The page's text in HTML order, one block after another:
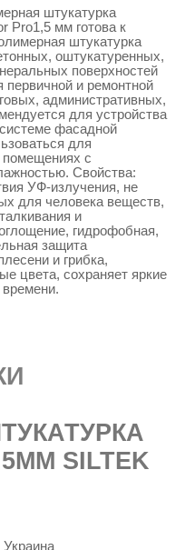
штукатурка
Pro1,5 мм готова к
штукатурка
оштукатуренных,
поверхностей
первичной и ремонтной
административных,
для устройства
фасадной
для
помещениях с
Свойства:
УФ-излучения, не
для человека веществ,
и
гидрофобная,
защита
и грибка,
цвета, сохраняет яркие
времени.
SILTEK